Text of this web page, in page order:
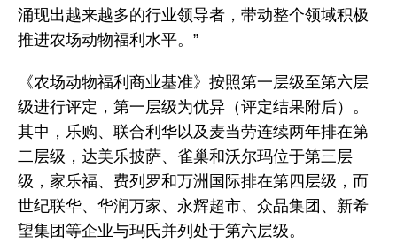
涌现出越来越多的行业领导者，带动整个领域积极
推进农场动物福利水平。”
《农场动物福利商业基准》按照第一层级至第六层
级进行评定，第一层级为优异（评定结果附后）。
其中，乐购、联合利华以及麦当劳连续两年排在第
二层级，达美乐披萨、雀巢和沃尔玛位于第三层
级，家乐福、费列罗和万洲国际排在第四层级，而
世纪联华、华润万家、永辉超市、众品集团、新希
望集团等企业与玛氏并列处于第六层级。